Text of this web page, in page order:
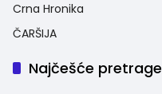
Crna Hronika
ČARŠIJA
Najčešće pretrage